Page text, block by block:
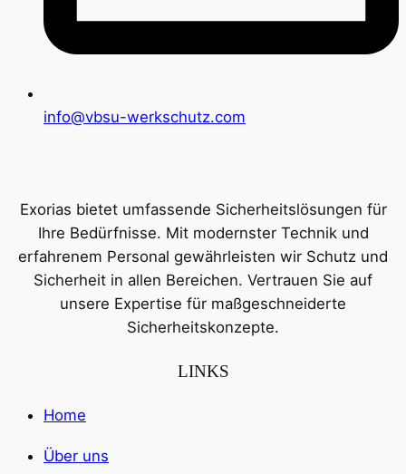
info@vbsu-werkschutz.com
Exorias bietet umfassende Sicherheitslösungen für
Ihre Bedürfnisse. Mit modernster Technik und
erfahrenem Personal gewährleisten wir Schutz und
Sicherheit in allen Bereichen. Vertrauen Sie auf
unsere Expertise für maßgeschneiderte
Sicherheitskonzepte.
LINKS
Home
Über uns